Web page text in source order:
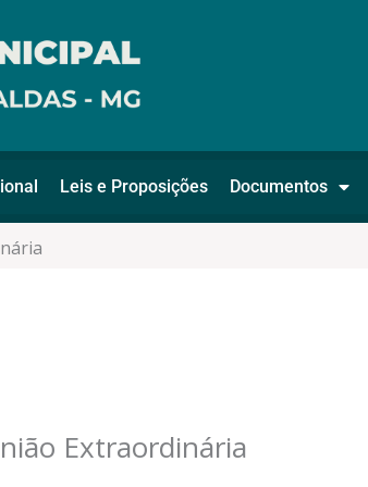
Leis e Proposições Documentos
Extraordinária